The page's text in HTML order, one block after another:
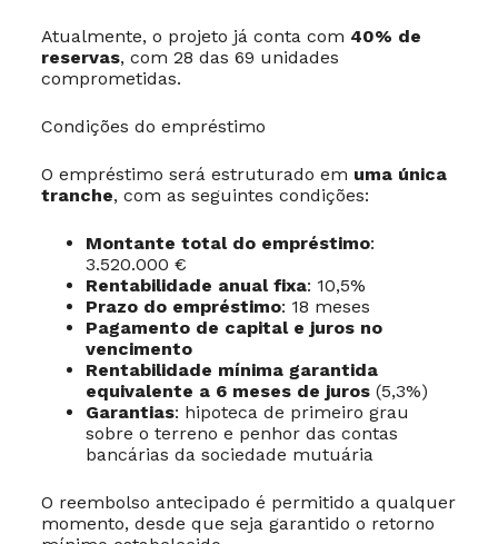
Atualmente, o projeto já conta com 40% de
reservas, com 28 das 69 unidades
comprometidas.
Condições do empréstimo
O empréstimo será estruturado em uma única
tranche, com as seguintes condições:
Montante total do empréstimo:
3.520.000 €
Rentabilidade anual fixa: 10,5%
Prazo do empréstimo: 18 meses
Pagamento de capital e juros no
vencimento
Rentabilidade mínima garantida
equivalente a 6 meses de juros(5,3%)
Garantias: hipoteca de primeiro grau
sobre o terreno e penhor das contas
bancárias da sociedade mutuária
O reembolso antecipado é permitido a qualquer
momento, desde que seja garantido o retorno